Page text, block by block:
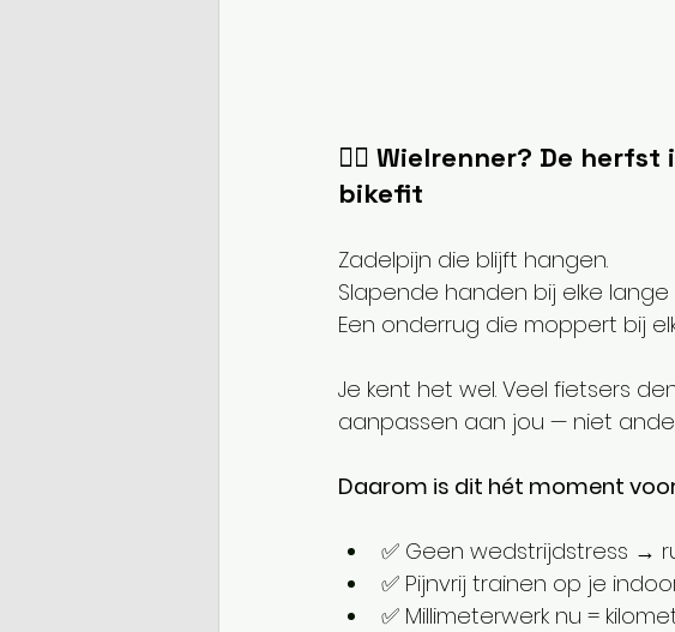
🚴‍♂️ Wielrenner? De herfst
bikefit
Zadelpijn die blijft hangen.
Slapende handen bij elke lange
Een onderrug die moppert bij
Je kent het wel. Veel fietsers
aanpassen aan jou — niet
Daarom is dit hét moment
✅ Geen wedstrijdstress →
✅ Pijnvrij trainen op je
✅ Millimeterwerk nu =